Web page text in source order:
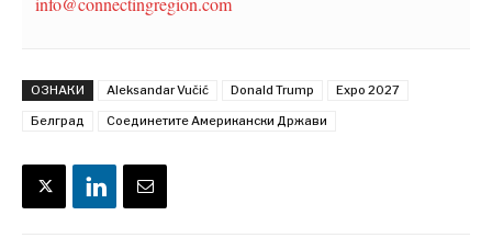
ОЗНАКИ Aleksandar Vučić Donald Trump
Expo 2027
Белград
Соединетите Американски Држави